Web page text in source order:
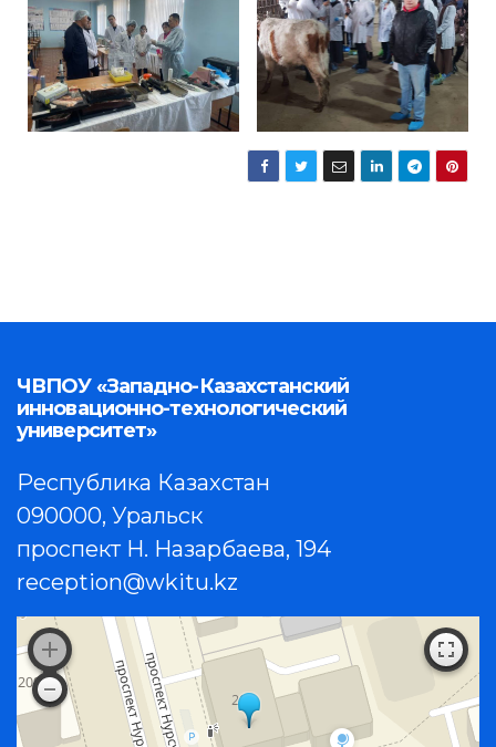
ЧВПОУ «Западно-Казахстанский
инновационно-технологический
университет»
Республика Казахстан
090000, Уральск
проспект Н. Назарбаева, 194
reception@wkitu.kz